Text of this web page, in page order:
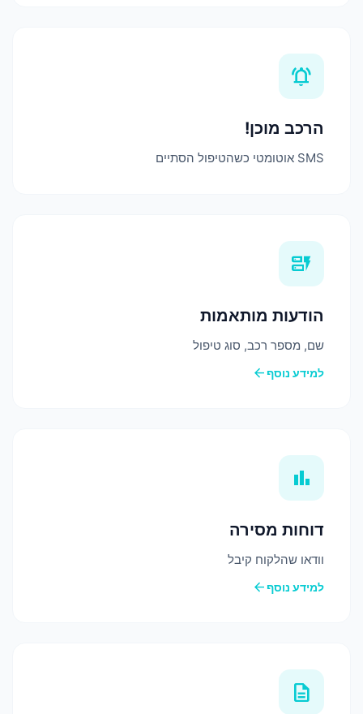
notifications_active
הרכב מוכן!
SMS אוטומטי כשהטיפול הסתיים
dynamic_form
הודעות מותאמות
שם, מספר רכב, סוג טיפול
למידע נוסףarrow_back
bar_chart
דוחות מסירה
וודאו שהלקוח קיבל
למידע נוסףarrow_back
description